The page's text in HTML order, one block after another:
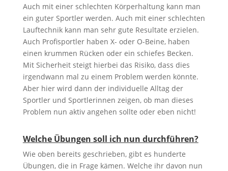
Auch mit einer schlechten Körperhaltung kann man
ein guter Sportler werden. Auch mit einer schlechten
Lauftechnik kann man sehr gute Resultate erzielen.
Auch Profisportler haben X- oder O-Beine, haben
einen krummen Rücken oder ein schiefes Becken.
Mit Sicherheit steigt hierbei das Risiko, dass dies
irgendwann mal zu einem Problem werden könnte.
Aber hier wird dann der individuelle Alltag der
Sportler und Sportlerinnen zeigen, ob man dieses
Problem nun aktiv angehen sollte oder eben nicht!
Welche Übungen soll ich nun durchführen?
Wie oben bereits geschrieben, gibt es hunderte
Übungen, die in Frage kämen. Welche ihr davon nun